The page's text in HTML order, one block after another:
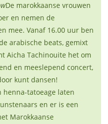
De marokkaanse vrouwen
en nemen de
mee. Vanaf 16.00 uur ben
arabische beats, gemixt
Aicha Tachinouite het om
en meeslepend concert,
kunt dansen!
henna-tatoeage laten
en er is een
Marokkaanse